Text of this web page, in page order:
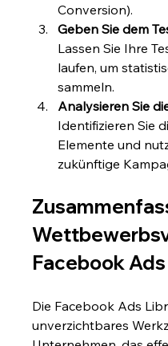
Conversion).
Geben Sie dem
Lassen Sie Ihre
laufen, um
sammeln.
Analysieren Sie
Identifizieren Sie
Elemente und
zukünftige
Facebook
Die Facebook Ads
unverzichtbares